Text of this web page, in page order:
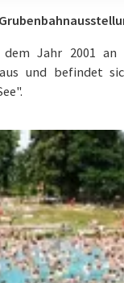
Jahr 2001 an
und befindet